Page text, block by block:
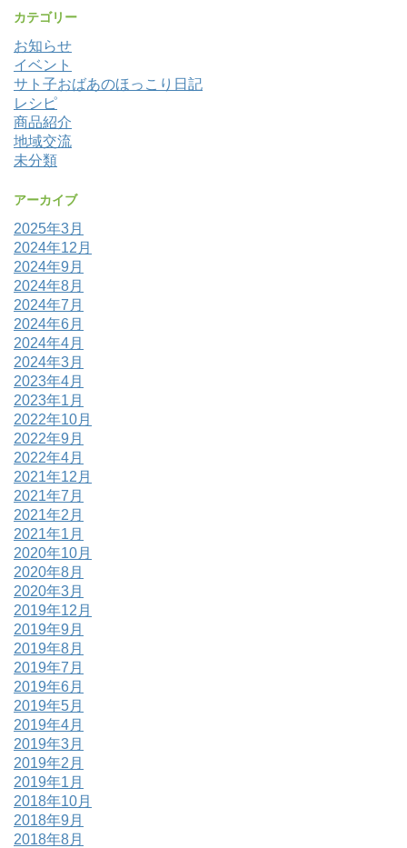
カテゴリー
お知らせ
イベント
サト子おばあのほっこり日記
レシピ
商品紹介
地域交流
未分類
アーカイブ
2025年3月
2024年12月
2024年9月
2024年8月
2024年7月
2024年6月
2024年4月
2024年3月
2023年4月
2023年1月
2022年10月
2022年9月
2022年4月
2021年12月
2021年7月
2021年2月
2021年1月
2020年10月
2020年8月
2020年3月
2019年12月
2019年9月
2019年8月
2019年7月
2019年6月
2019年5月
2019年4月
2019年3月
2019年2月
2019年1月
2018年10月
2018年9月
2018年8月